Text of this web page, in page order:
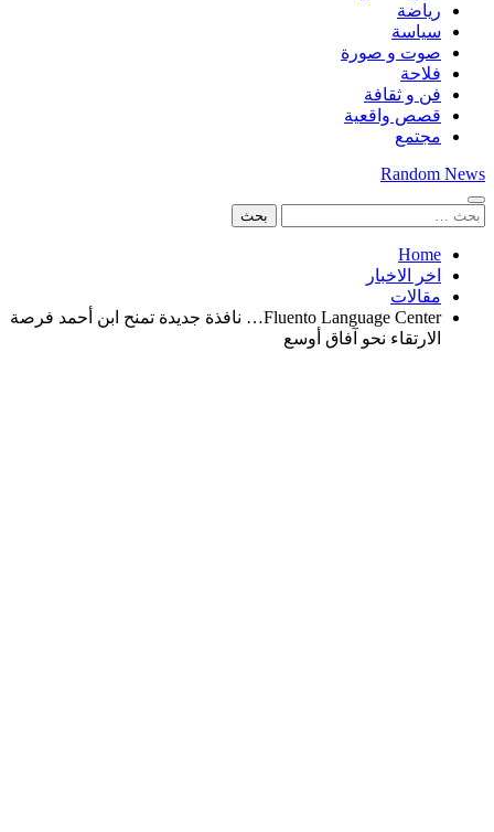
رياضة
سياسة
صوت و صورة
فلاحة
فن و ثقافة
قصص واقعية
مجتمع
Random News
البحث
Home
اخر الاخبار
مقالات
Fluento Language Center… نافذة جديدة تمنح ابن أحمد فرصة
الارتقاء نحو آفاق أوسع